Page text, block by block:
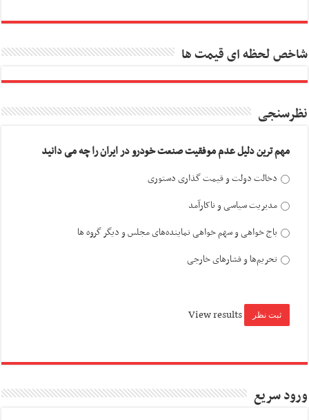
شاخص لحظه ای قیمت ها
نظرسنجی
مهم ترین دلیل عدم موفقیت صنعت خودرو در ایران را چه می دانید
دخالت دولت و قیمت گذاری دستوری
مدیریت سیاسی و ناکارآمد
باج خواهی و سهم خواهی نماینده‌های مجلس و دیگر گروه ها
تحریم‌ها و فشارهای خارجی
View results
ورود سریع